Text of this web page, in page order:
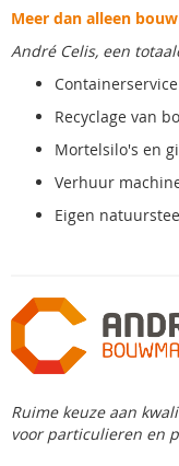
Meer dan alleen
André Celis, een
Containerservice
Recyclage van
Mortelsilo's en
Verhuur
Eigen
Ruime keuze aan
voor particulieren en